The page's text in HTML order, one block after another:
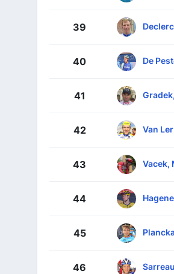
39
40 De
41
42 Van
43 Vacek,
44
45
46